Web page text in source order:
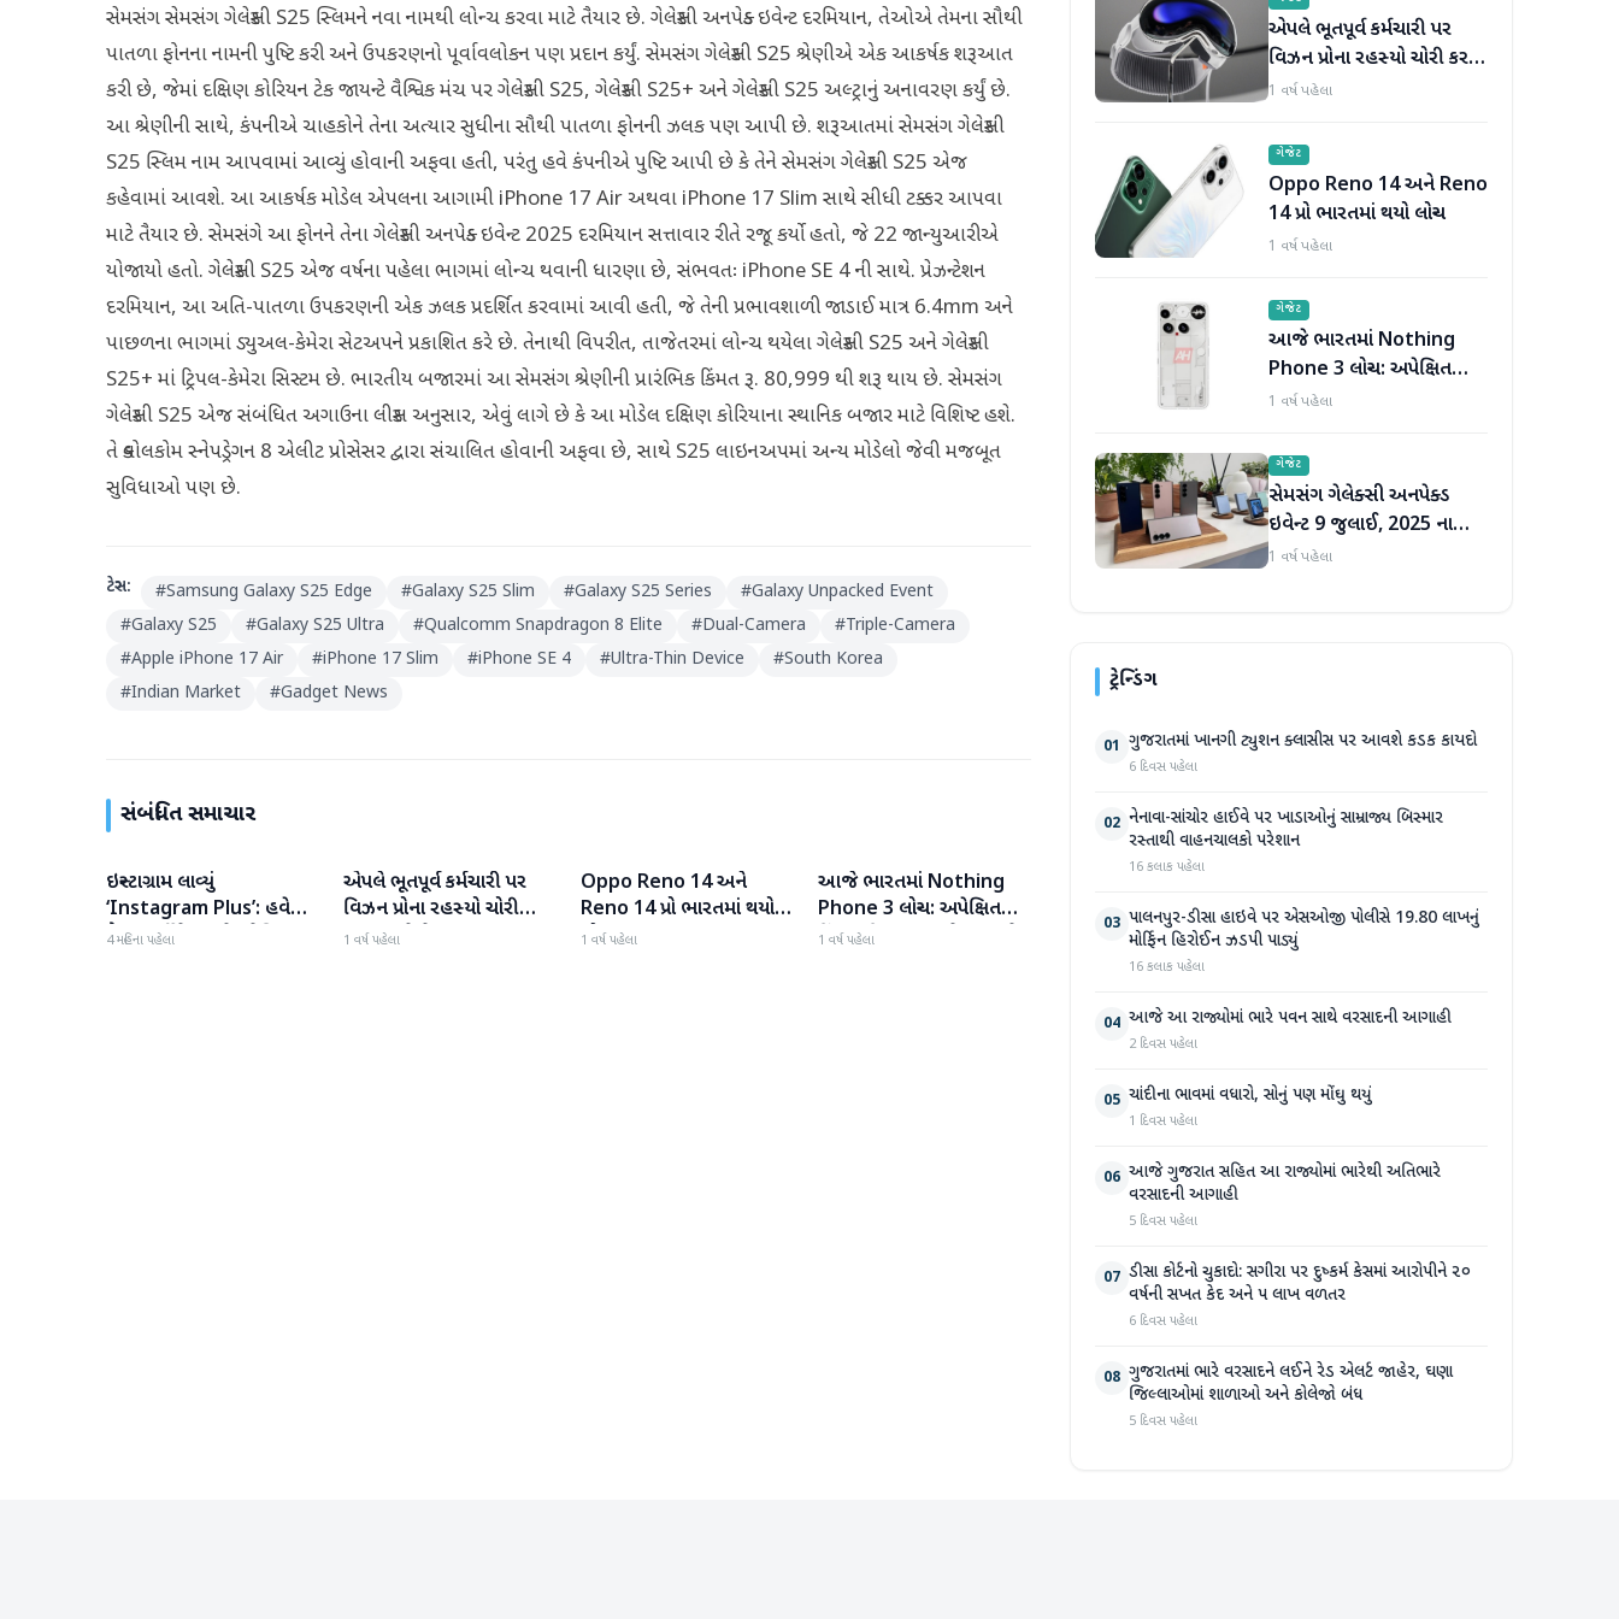
સેમસંગ સેમસંગ ગેલેક્સી S25 સ્લિમને નવા નામથી લોન્ચ કરવા માટે તૈયાર છે. ગેલેક્સી અનપેક્ડ ઇવેન્ટ દરમિયાન, તેઓએ તેમના સૌથી
પાતળા ફોનના નામની પુષ્ટિ કરી અને ઉપકરણનો પૂર્વાવલોકન પણ પ્રદાન કર્યું. સેમસંગ ગેલેક્સી S25 શ્રેણીએ એક આકર્ષક શરૂઆત
કરી છે, જેમાં દક્ષિણ કોરિયન ટેક જાયન્ટે વૈશ્વિક મંચ પર ગેલેક્સી S25, ગેલેક્સી S25+ અને ગેલેક્સી S25 અલ્ટ્રાનું અનાવરણ કર્યું છે.
આ શ્રેણીની સાથે, કંપનીએ ચાહકોને તેના અત્યાર સુધીના સૌથી પાતળા ફોનની ઝલક પણ આપી છે. શરૂઆતમાં સેમસંગ ગેલેક્સી
S25 સ્લિમ નામ આપવામાં આવ્યું હોવાની અફવા હતી, પરંતુ હવે કંપનીએ પુષ્ટિ આપી છે કે તેને સેમસંગ ગેલેક્સી S25 એજ
કહેવામાં આવશે. આ આકર્ષક મોડેલ એપલના આગામી iPhone 17 Air અથવા iPhone 17 Slim સાથે સીધી ટક્કર આપવા
માટે તૈયાર છે. સેમસંગે આ ફોનને તેના ગેલેક્સી અનપેક્ડ ઇવેન્ટ 2025 દરમિયાન સત્તાવાર રીતે રજૂ કર્યો હતો, જે 22 જાન્યુઆરીએ
યોજાયો હતો. ગેલેક્સી S25 એજ વર્ષના પહેલા ભાગમાં લોન્ચ થવાની ધારણા છે, સંભવતઃ iPhone SE 4 ની સાથે. પ્રેઝન્ટેશન
દરમિયાન, આ અતિ-પાતળા ઉપકરણની એક ઝલક પ્રદર્શિત કરવામાં આવી હતી, જે તેની પ્રભાવશાળી જાડાઈ માત્ર 6.4mm અને
પાછળના ભાગમાં ડ્યુઅલ-કેમેરા સેટઅપને પ્રકાશિત કરે છે. તેનાથી વિપરીત, તાજેતરમાં લોન્ચ થયેલા ગેલેક્સી S25 અને ગેલેક્સી
S25+ માં ટ્રિપલ-કેમેરા સિસ્ટમ છે. ભારતીય બજારમાં આ સેમસંગ શ્રેણીની પ્રારંભિક કિંમત રૂ. 80,999 થી શરૂ થાય છે. સેમસંગ
ગેલેક્સી S25 એજ સંબંધિત અગાઉના લીક્સ અનુસાર, એવું લાગે છે કે આ મોડેલ દક્ષિણ કોરિયાના સ્થાનિક બજાર માટે વિશિષ્ટ હશે.
તે ક્વોલકોમ સ્નેપડ્રેગન 8 એલીટ પ્રોસેસર દ્વારા સંચાલિત હોવાની અફવા છે, સાથે S25 લાઇનઅપમાં અન્ય મોડેલો જેવી મજબૂત
સુવિધાઓ પણ છે.
ટેગ્સ: #Samsung Galaxy S25 Edge #Galaxy S25 Slim #Galaxy S25 Series #Galaxy Unpacked Event
#Galaxy S25 #Galaxy S25 Ultra #Qualcomm Snapdragon 8 Elite #Dual-Camera #Triple-Camera
#Apple iPhone 17 Air #iPhone 17 Slim #iPhone SE 4 #Ultra-Thin Device #South Korea
#Indian Market #Gadget News
સંબંધિત સમાચાર
ગેજેટ
ઇન્સ્ટાગ્રામ લાવ્યું
‘Instagram Plus’: હવે
પૈસા ખર્ચીને મળશે સ્પેશિયલ
4 મહિના પહેલા
ગેજેટ
એપલે ભૂતપૂર્વ કર્મચારી પર
વિઝન પ્રોના રહસ્યો ચોરી
કરવા અને વેપાર કરવા બદલ
1 વર્ષ પહેલા
ગેજેટ
Oppo Reno 14 અને
Reno 14 પ્રો ભારતમાં થયો
લોન્ચ
1 વર્ષ પહેલા
ગેજેટ
આજે ભારતમાં Nothing
Phone 3 લોન્ચ: અપેક્ષિત
કિંમત, ડિઝાઇન, સ્પેક્સ અને
1 વર્ષ પહેલા
એપલે ભૂતપૂર્વ કર્મચારી પર
વિઝન પ્રોના રહસ્યો ચોરી કરવા
અને વેપાર કરવા બદલ દાવો
1 વર્ષ પહેલા
ગેજેટ
Oppo Reno 14 અને Reno
14 પ્રો ભારતમાં થયો લોન્ચ
1 વર્ષ પહેલા
ગેજેટ
આજે ભારતમાં Nothing
Phone 3 લોન્ચ: અપેક્ષિત
કિંમત, ડિઝાઇન, સ્પેક્સ અને
1 વર્ષ પહેલા
ગેજેટ
સેમસંગ ગેલેક્સી અનપેક્ડ
ઇવેન્ટ 9 જુલાઈ, 2025 ના
રોજ સેટ કરવામાં આવી
1 વર્ષ પહેલા
ટ્રેન્ડિંગ
01 ગુજરાતમાં ખાનગી ટ્યુશન ક્લાસીસ પર આવશે કડક કાયદો
6 દિવસ પહેલા
02 નેનાવા-સાંચોર હાઈવે પર ખાડાઓનું સામ્રાજ્ય બિસ્માર
રસ્તાથી વાહનચાલકો પરેશાન
16 કલાક પહેલા
03 પાલનપુર-ડીસા હાઇવે પર એસઓજી પોલીસે 19.80 લાખનું
મોર્ફિન હિરોઈન ઝડપી પાડ્યું
16 કલાક પહેલા
04 આજે આ રાજ્યોમાં ભારે પવન સાથે વરસાદની આગાહી
2 દિવસ પહેલા
05 ચાંદીના ભાવમાં વધારો, સોનું પણ મોંઘુ થયું
1 દિવસ પહેલા
06 આજે ગુજરાત સહિત આ રાજ્યોમાં ભારેથી અતિભારે
વરસાદની આગાહી
5 દિવસ પહેલા
07 ડીસા કોર્ટનો ચુકાદો: સગીરા પર દુષ્કર્મ કેસમાં આરોપીને ૨૦
વર્ષની સખત કેદ અને ૫ લાખ વળતર
6 દિવસ પહેલા
08 ગુજરાતમાં ભારે વરસાદને લઈને રેડ એલર્ટ જાહેર, ઘણા
જિલ્લાઓમાં શાળાઓ અને કોલેજો બંધ
5 દિવસ પહેલા